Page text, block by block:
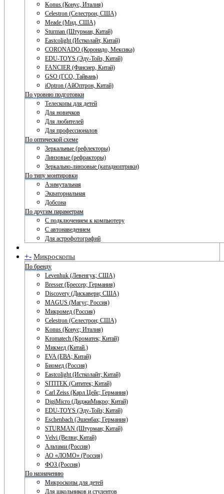
Konus (Конус, Италия)
Celestron (Селестрон, США)
Meade (Мид, США)
Sturman (Штурман, Китай)
Eastcolight (Истколайт, Китай)
CORONADO (Коронадо, Мексика)
EDU-TOYS (Эду-Тойз, Китай)
FANCIER (Фансиер, Китай)
GSO (ГСО, Тайвань)
iOptron (АйОптрон, Китай)
По уровню подготовки
Телескопы для детей
Для новичков
Для любителей
Для профессионалов
По оптической схеме
Зеркальные (рефлекторы)
Линзовые (рефракторы)
Зеркально-линзовые (катадиоптрики)
По типу монтировки
Азимутальная
Экваториальная
Добсона
По другим параметрам
С подключением к компьютеру
С автонаведением
Для астрофотографий
+- Микроскопы
По бренду
Levenhuk (Левенгук; США)
Bresser (Брессер; Германия)
Discovery (Дискавери; США)
MAGUS (Магус; Россия)
Микромед (Россия)
Celestron (Селестрон; США)
Konus (Конус; Италия)
Kromatech (Кроматек; Китай)
Микмед (Китай.)
EVA (ЕВА; Китай)
Биомед (Россия)
Eastcolight (Истколайт; Китай)
SITITEK (Сититек; Китай)
Carl Zeiss (Карл Цейс; Германия)
DigiMicro (ДиджиМикро; Китай)
EDU-TOYS (Эду-Тойз; Китай)
Eschenbach (Эшенбах; Германия)
STURMAN (Штурман; Китай)
Velvi (Велви; Китай)
Альтами (Россия)
АО «ЛОМО» (Россия)
ФОЗ (Россия)
По назначению
Микроскопы для детей
Для школьников и студентов